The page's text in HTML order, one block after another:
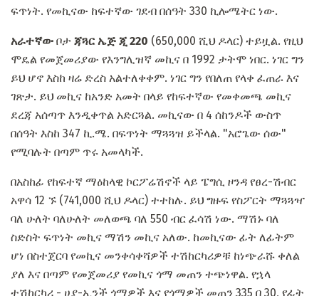
ፍጥነት. የመኪናው ከፍተኛው ገደብ በሰዓት 330 ኪሎሜትር ነው.
አራተኛውቦታ ጃጓር ኤጅ ጂ 220 (650,000 ሺህ ዶላር) ተይዟል. የዚህ
ሞዴል የመጀመሪያው የእንግሊዝኛ መኪና በ 1992 ታትሞ ነበር. ነገር ግን
ይህ ሆኖ እስከ ዛሬ ድረስ አልተለቀቀም. ነገር ግን የበለጠ የላቀ ፈጠራ እና
ገጽታ. ይህ መኪና ከአንድ አመት በላይ የከፍተኛው የመቀመጫ መኪና
ደረጃ አሰጣጥ እንዲቀጥል አድርጓል. መኪናው በ 4 ሰከንዶች ውስጥ
በሰዓት እስከ 347 ኪ.ሜ. በፍጥነት ማጓጓዝ ይችላል. "አሮጌው ሰው"
የሚባሉት በጣም ጥሩ አመላካች.
በአስከፊ የከፍተኛ ማዕከላዊ ኮርፖሬሽኖች ላይ ፔግሲ ዞንዳ የፀረ-ሽብር
አዋሳ 12 ኙ (741,000 ሺህ ዶላር) ተተከሉ. ይህ ግዙፍ የስፖርት ማጓጓዣ
ባለ ሁለት ባለሁለት መለወጫ ባለ 550 ብር ፈሳሽ ነው. ማሽኑ ባለ
ስድስት ፍጥነት መኪና ማሽን መኪና አለው. ከመኪናው ፊት ለፊትም
ሆነ በስተጀርባ የመኪና መንቀሳቀሻዎች ተሽከርካሪዎቹ ከነጭራሹ ቀለል
ያለ እና በጣም የመጀመሪያ የመኪና ጎማ መጠን ተጭነዋል. የኋላ
ተሽከርካሪ - ሀያ-ኢንች ጎማዎች እና የጎማዎች መጠን 335 በ 30, የፊት